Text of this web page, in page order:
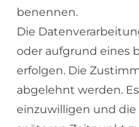
ZAHLUNG &
RECHTLICHES
benennen.
Die
oder aufgrund eines
erfolgen. Die
abgelehnt werden.
einzuwilligen und